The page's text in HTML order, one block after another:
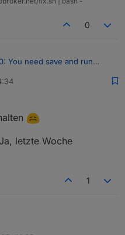
0
You need save and run
bei cod.m Zigbee Koordinator
und cc2538-bsl
letzte Woche
1